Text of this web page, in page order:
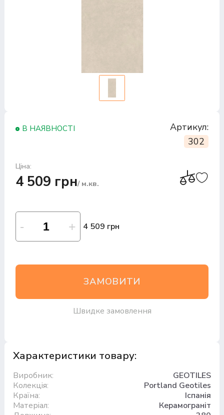
В НАЯВНОСТІ
Артикул:
302
Ціна:
4 509 грн/ м.кв.
4 509 грн
ЗАМОВИТИ
Швидке замовлення
Характеристики товару:
Виробник:
GEOTILES
Колекція:
Portland Geotiles
Країна:
Іспанія
Матеріал:
Керамограніт